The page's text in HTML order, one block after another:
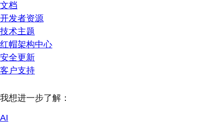
文档
开发者资源
技术主题
红帽架构中心
安全更新
客户支持
我想进一步了解：
AI